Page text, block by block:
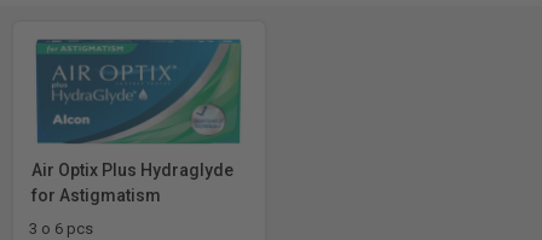
Air Optix Plus Hydraglyde
for Astigmatism
3 o 6 pcs